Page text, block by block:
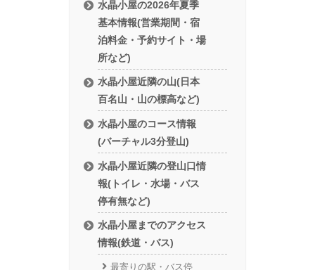
水晶小屋の2026年夏季
基本情報(営業期間・宿
泊料金・予約サイト・場
所など)
水晶小屋近隣の山(日本
百名山・山の標高など)
水晶小屋のコース情報
(バーチャル3分登山)
水晶小屋近隣の登山口情
報(トイレ・水場・バス
停有無など)
水晶小屋までのアクセス
情報(鉄道・バス)
最寄りの駅・バス停